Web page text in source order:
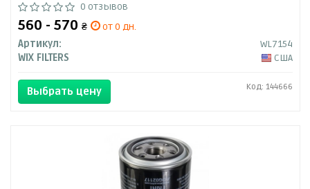
0 отзывов
560 - 570 ₴
от 0 дн.
Артикул:
WL7154
WIX FILTERS
США
Выбрать цену Код: 144666